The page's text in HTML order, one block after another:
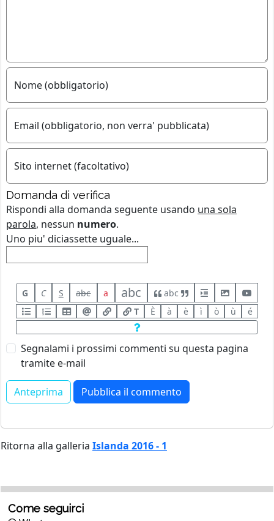
Nome (obbligatorio)
Email (obbligatorio, non verra' pubblicata)
Sito internet (facoltativo)
Domanda di verifica
Rispondi alla domanda seguente usando una sola
parola, nessun numero.
Uno piu' diciassette uguale...
G C S abc a abc
abc
T
È à è ì ò ù é
Segnalami i prossimi commenti su questa pagina
tramite e-mail
Ritorna alla galleria Islanda 2016 - 1
Come seguirci